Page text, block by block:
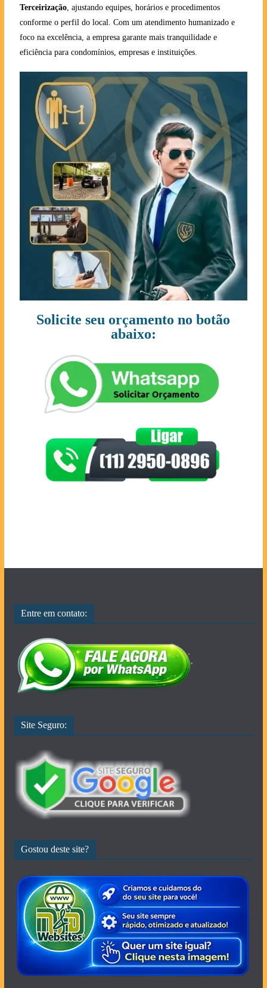
Terceirização, ajustando equipes, horários e procedimentos
conforme o perfil do local. Com um atendimento humanizado e
foco na excelência, a empresa garante mais tranquilidade e
eficiência para condomínios, empresas e instituições.
Solicite seu orçamento no botão
abaixo:
Entre em contato:
Site Seguro:
Gostou deste site?